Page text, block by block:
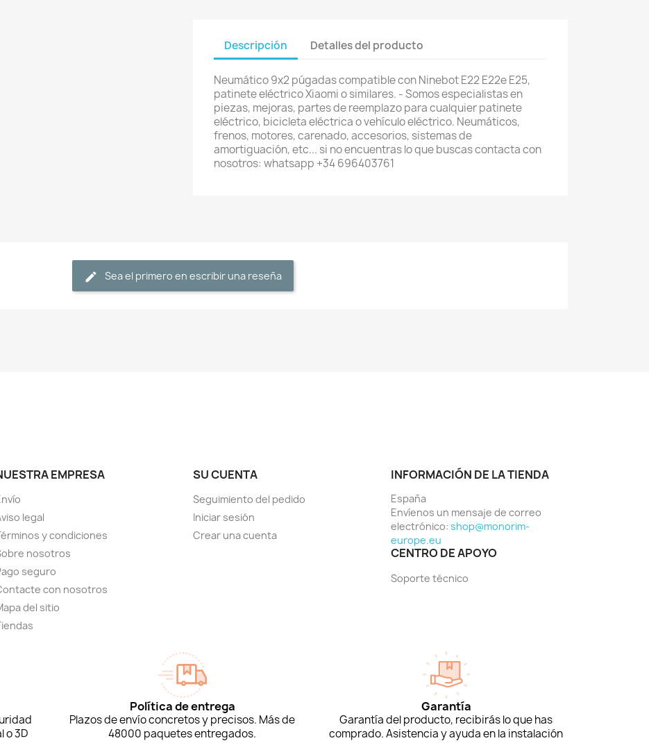
Descripción Detalles del producto
Neumático 9x2 púgadas compatible con Ninebot E22 E22e E25,
patinete eléctrico Xiaomi o similares. - Somos especialistas en
piezas, mejoras, partes de reemplazo para cualquier patinete
eléctrico, bicicleta eléctrica o vehículo eléctrico. Neumáticos,
frenos, motores, carenado, accesorios, sistemas de
amortiguación, etc... si no encuentras lo que buscas contacta con
nosotros: whatsapp +34 696403761
Sea el primero en escribir una reseña
EMPRESA
legal
y condiciones
nosotros
seguro
con nosotros
del sitio
SU CUENTA
Seguimiento del pedido
Iniciar sesión
Crear una cuenta
INFORMACIÓN DE LA TIENDA
España
Envíenos un mensaje de correo
electrónico: shop@monorim-
europe.eu
CENTRO DE APOYO
Soporte técnico
o 3D
Política de entrega
Plazos de envío concretos y precisos. Más de
48000 paquetes entregados.
Garantía
Garantía del producto, recibirás lo que has
comprado. Asistencia y ayuda en la instalación